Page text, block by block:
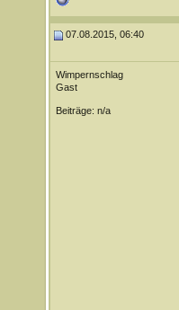
07.08.2015, 06:40
Wimpernschlag
Gast
Beiträge: n/a